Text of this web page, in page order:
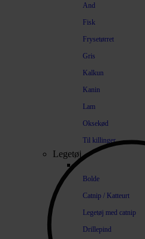
And
Fisk
Frysetørret
Gris
Kalkun
Kanin
Lam
Oksekød
Til killinger
Legetøj
Bolde
Catnip / Katteurt
Legetøj med catnip
Drillepind